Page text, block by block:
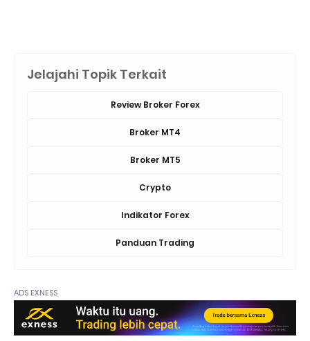
Jelajahi Topik Terkait
Review Broker Forex
Broker MT4
Broker MT5
Crypto
Indikator Forex
Panduan Trading
ADS EXNESS